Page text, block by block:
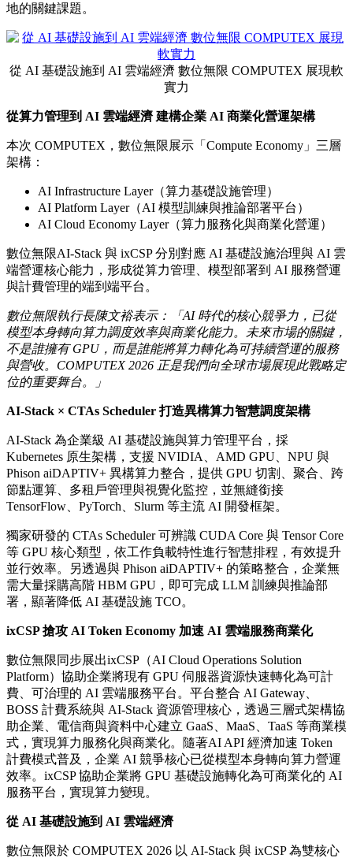
地的關鍵課題。
從 AI 基礎設施到 AI 雲端經濟 數位無限 COMPUTEX 展現軟
實力
從算力管理到 AI 雲端經濟 建構企業 AI 商業化營運架構
本次 COMPUTEX，數位無限展示「Compute Economy」三層
架構：
AI Infrastructure Layer（算力基礎設施管理）
AI Platform Layer（AI 模型訓練與推論部署平台）
AI Cloud Economy Layer（算力服務化與商業化營運）
數位無限AI-Stack 與 ixCSP 分別對應 AI 基礎設施治理與 AI 雲
端營運核心能力，形成從算力管理、模型部署到 AI 服務營運
與計費管理的端到端平台。
數位無限執行長陳文裕表示：「AI 時代的核心競爭力，已從
模型本身轉向算力調度效率與商業化能力。未來市場的關鍵，
不是誰擁有GPU，而是誰能將算力轉化為可持續營運的服務
與營收。 COMPUTEX 2026 正是我們向全球市場展現此戰略定
位的重要舞台。」
AI-Stack × CTAs Scheduler打造異構算力智慧調度架構
AI-Stack 為企業級 AI 基礎設施與算力管理平台，採
Kubernetes 原生架構，支援 NVIDIA、AMD GPU、NPU 與
Phison aiDAPTIV+ 異構算力整合，提供 GPU 切割、聚合、跨
節點運算、多租戶管理與視覺化監控，並無縫銜接
TensorFlow、PyTorch、Slurm 等主流 AI 開發框架。
獨家研發的 CTAs Scheduler 可辨識 CUDA Core 與 Tensor Core
等 GPU 核心類型，依工作負載特性進行智慧排程，有效提升
並行效率。另透過與 Phison aiDAPTIV+ 的策略整合，企業無
需大量採購高階 HBM GPU，即可完成 LLM 訓練與推論部
署，顯著降低 AI 基礎設施 TCO。
ixCSP搶攻 AI Token Economy 加速 AI 雲端服務商業化
數位無限同步展出ixCSP（AI Cloud Operations Solution
Platform）協助企業將現有 GPU 伺服器資源快速轉化為可計
費、可治理的 AI 雲端服務平台。平台整合 AI Gateway、
BOSS 計費系統與 AI-Stack 資源管理核心，透過三層式架構協
助企業、電信商與資料中心建立 GaaS、MaaS、TaaS 等商業模
式，實現算力服務化與商業化。隨著AI API 經濟加速 Token
計費模式普及，企業 AI 競爭核心已從模型本身轉向算力營運
效率。ixCSP 協助企業將 GPU 基礎設施轉化為可商業化的 AI
服務平台，實現算力變現。
從 AI 基礎設施到 AI 雲端經濟
數位無限於 COMPUTEX 2026 以 AI-Stack 與 ixCSP 為雙核心